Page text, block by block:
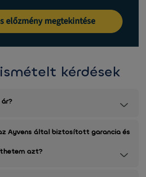
előzmény megtekintése
kérdések
Ayvens által biztosított garancia és
azt?